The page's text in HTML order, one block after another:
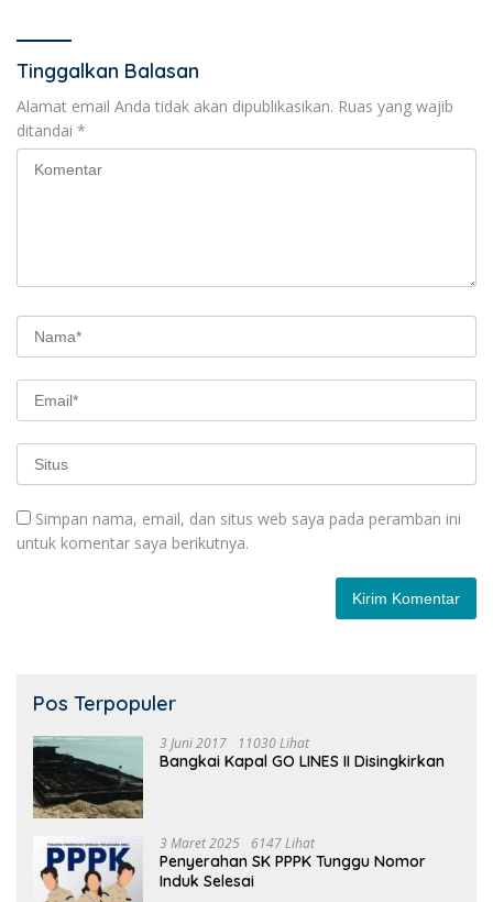
Tinggalkan Balasan
Alamat email Anda tidak akan dipublikasikan. Ruas yang wajib
ditandai *
Simpan nama, email, dan situs web saya pada peramban ini
untuk komentar saya berikutnya.
Pos Terpopuler
3 Juni 2017 11030 Lihat
Bangkai Kapal GO LINES II Disingkirkan
3 Maret 2025 6147 Lihat
Penyerahan SK PPPK Tunggu Nomor
Induk Selesai